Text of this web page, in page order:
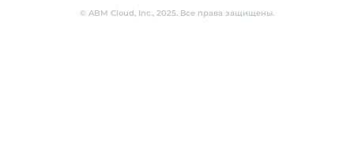
© ABM Cloud, Inc., 2025. Все права защищены.